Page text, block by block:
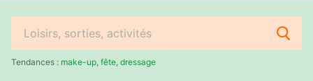
Rechercher
:Tendances : make-up fête dressage